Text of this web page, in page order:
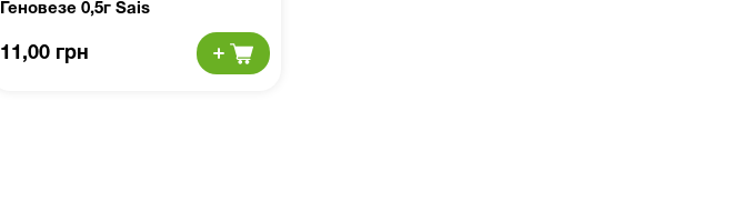
Геновезе 0,5г Sais
11,00 грн